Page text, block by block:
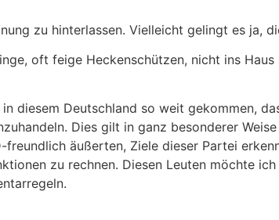
zu hinterlassen. Vielleicht gelingt es ja,
oft feige Heckenschützen, nicht ins
diesem Deutschland so weit gekommen,
Dies gilt in ganz besonderer
freundlich äußerten, Ziele dieser Partei
zu rechnen. Diesen Leuten möchte